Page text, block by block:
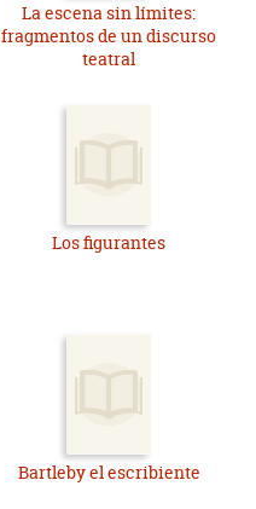
La escena sin límites:
fragmentos de un discurso
teatral
Los figurantes
Bartleby el escribiente